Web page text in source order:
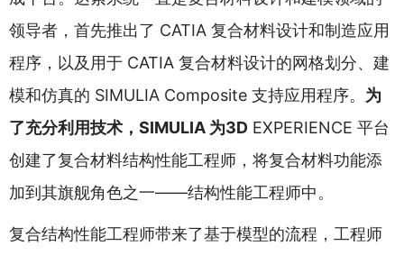
领导者，首先推出了 CATIA 复合材料设计和制造应用
程序，以及用于 CATIA 复合材料设计的网格划分、建
模和仿真的 SIMULIA Composite 支持应用程序。 为
了充分利用技术，SIMULIA 为3D EXPERIENCE 平台
创建了复合材料结构性能工程师，将复合材料功能添
加到其旗舰角色之一——结构性能工程师中。
复合结构性能工程师带来了基于模型的流程，工程师